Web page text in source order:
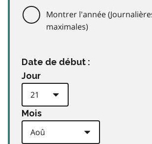
Montrer l'année
maximales)
Date de début :
Jour
Mois